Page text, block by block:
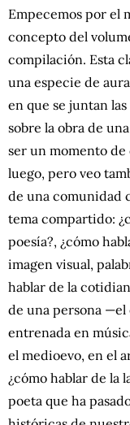
Empecemos por el
concepto del
compilación. Esta
una especie de
en que se juntan
sobre la obra de
ser un momento de
luego, pero veo
de una comunidad
tema compartido:
poesía?, ¿cómo
imagen visual,
hablar de la
de una persona —el
entrenada en
el medioevo, en el
¿cómo hablar de la
poeta que ha